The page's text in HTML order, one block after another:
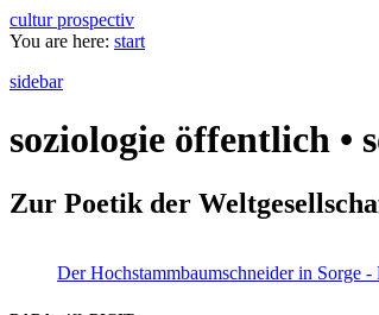
cultur prospectiv
You are here: start
sidebar
soziologie öffentlich •
Zur Poetik der
Der Hochstammbaumschneider in Sorge